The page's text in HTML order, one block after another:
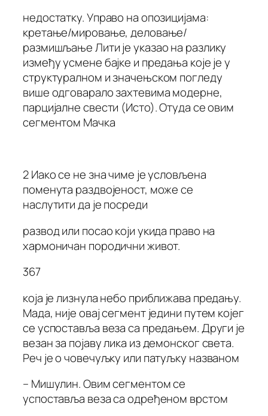
недостатку. Управо на опозицијама:
кретање/мировање, деловање/
размишљање Лити је указао на разлику
између усмене бајке и предања које је у
структуралном и значењском погледу
више одговарало захтевима модерне,
парцијалне свести (Исто). Отуда се овим
сегментом Мачка
2 Иако се не зна чиме је условљена
поменута раздвојеност, може се
наслутити да је посреди
развод или посао који укида право на
хармоничан породични живот.
367
која је лизнула небо приближава предању.
Мада, није овај сегмент једини путем којег
се успоставља веза са предањем. Други је
везан за појаву лика из демонског света.
Реч је о човечуљку или патуљку названом
– Мишулин. Овим сегментом се
успоставља веза са одређеном врстом